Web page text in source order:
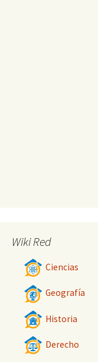
Wiki Red
Ciencias
Geografía
Historia
Derecho